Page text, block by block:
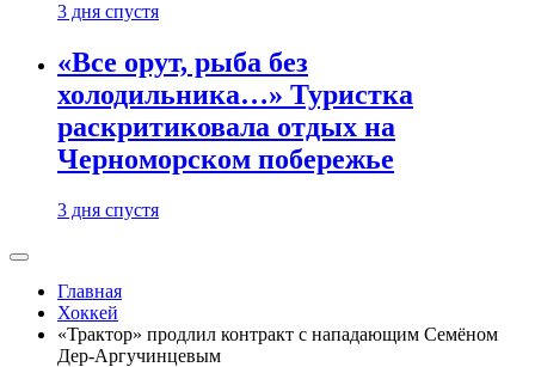
3 дня спустя
«Все орут, рыба без
холодильника…» Туристка
раскритиковала отдых на
Черноморском побережье
3 дня спустя
Главная
Хоккей
«Трактор» продлил контракт с нападающим Семёном
Дер-Аргучинцевым